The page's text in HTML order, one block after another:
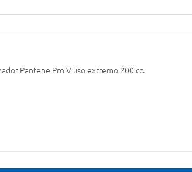
Pantene Pro V liso extremo 200 cc.